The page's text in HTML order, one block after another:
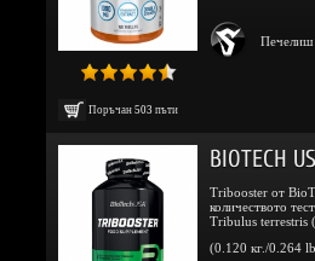
Поръчан 503 пъти
Печелиш
BIOTECH
Tribooster от
количеството
Tribulus terrestris
(0.120 кг./0.264